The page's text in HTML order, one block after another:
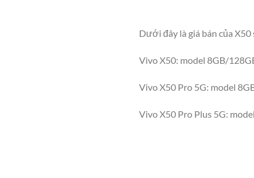
Dưới đây là giá bán của X50
Vivo X50: model 8GB/
Vivo X50 Pro 5G: model
Vivo X50 Pro Plus 5G: